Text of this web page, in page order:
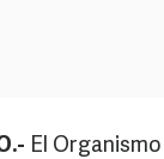
El Organismo